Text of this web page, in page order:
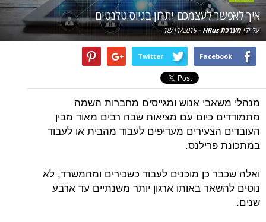
איך לאפשר לעצמכם יתרון בגיוס טלנטים
על ידי מערכת HRus -
18/11/2019
Facebook
Twitter
מנהלי משאבי אנוש ומגייסים מחברות השמה
מתמודדים כיום עם מציאות שבה רבים מאוד מבין
העובדים הצעירים מעדיפים לעבוד מהבית או לעבוד
במתכונת פרילנס.
ואלה שכבר כן מוכנים לעבוד כשכירים ומהמשרד, לא
נוטים להשאר באותו ארגון יותר משנתיים עד ארבע
שנים.